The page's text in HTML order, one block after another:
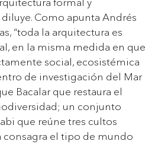
Como apunta Andrés
“toda la arquitectura es
en la misma medida en que
social, ecosistémica
de investigación del Mar
Bacalar que restaura el
un conjunto
que reúne tres cultos
el tipo de mundo